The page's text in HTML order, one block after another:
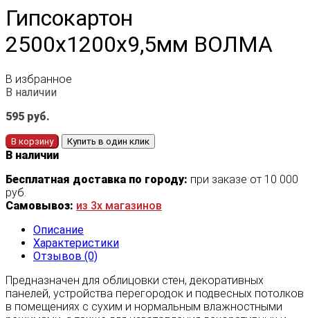
Гипсокартон
2500х1200х9,5мм ВОЛМА
В избранное
В наличии
595 руб.
В корзину Купить в один клик
В наличии
Бесплатная доставка по городу: при заказе от 10 000
руб.
Самовывоз: из 3х магазинов
Описание
Характеристики
Отзывов (0)
Предназначен для облицовки стен, декоративных
панелей, устройства перегородок и подвесных потолков
в помещениях с сухим и нормальным влажностными